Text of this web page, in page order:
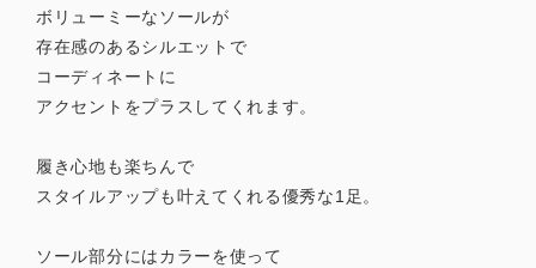
ボリューミーなソールが
存在感のあるシルエットで
コーディネートに
アクセントをプラスしてくれます。
履き心地も楽ちんで
スタイルアップも叶えてくれる優秀な1足。
ソール部分にはカラーを使って